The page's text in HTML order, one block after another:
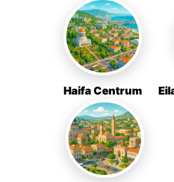
Haifa Centrum